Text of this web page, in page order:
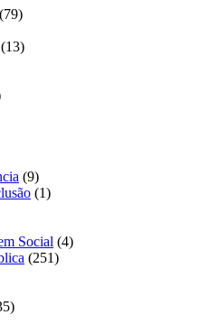
(79)
(13)
(9)
(1)
Social (4)
(251)